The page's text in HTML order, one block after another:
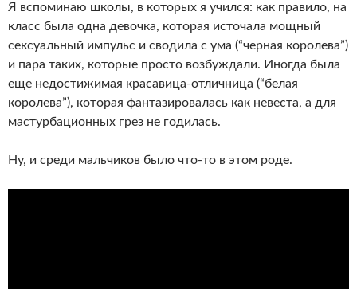
Я вспоминаю школы, в которых я учился: как правило, на
класс была одна девочка, которая источала мощный
сексуальный импульс и сводила с ума (“черная королева”)
и пара таких, которые просто возбуждали. Иногда была
еще недостижимая красавица-отличница (“белая
королева”), которая фантазировалась как невеста, а для
мастурбационных грез не годилась.
Ну, и среди мальчиков было что-то в этом роде.